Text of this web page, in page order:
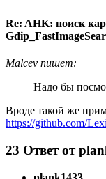
Re: AHK: поиск
Malcev пишет:
Надо бы
Вроде такой же
https://github.com/
23 Ответ от